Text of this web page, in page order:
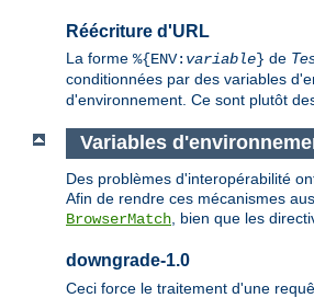
Réécriture d'URL
La forme %{ENV: variable} de
conditionnées par des variables
d'environnement. Ce sont plutôt
Variables
Des problèmes d'interopérabilité
Afin de rendre ces mécanismes
BrowserMatch , bien que les
downgrade-1.0
Ceci force le traitement d'une